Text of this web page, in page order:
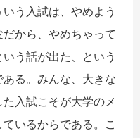
う入試は、やめよう
から、やめちゃって
う話が出た、という
る。みんな、大きな
入試こそが大学のメ
いるからである。こ